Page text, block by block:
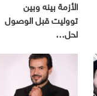
الأزمة بينه وبين
تووليت قبل الوصول
لحل…